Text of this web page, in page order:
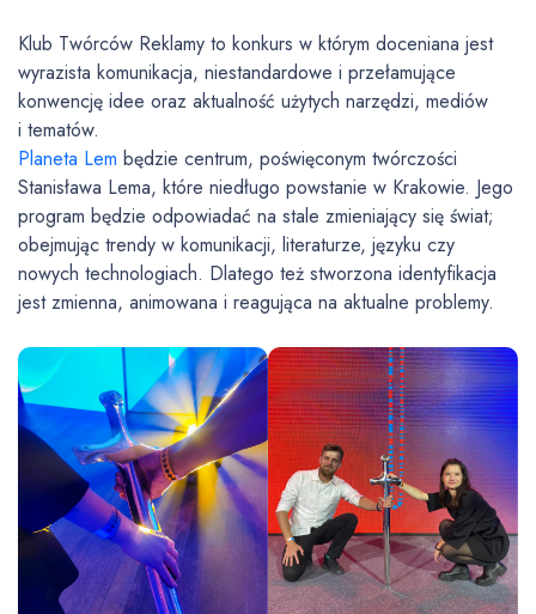
Klub Twórców Reklamy to konkurs w którym doceniana jest
wyrazista komunikacja, niestandardowe i przełamujące
konwencję idee oraz aktualność użytych narzędzi, mediów
i tematów.
Planeta Lem będzie centrum, poświęconym twórczości
Stanisława Lema, które niedługo powstanie w Krakowie. Jego
program będzie odpowiadać na stale zmieniający się świat;
obejmując trendy w komunikacji, literaturze, języku czy
nowych technologiach. Dlatego też stworzona identyfikacja
jest zmienna, animowana i reagująca na aktualne problemy.